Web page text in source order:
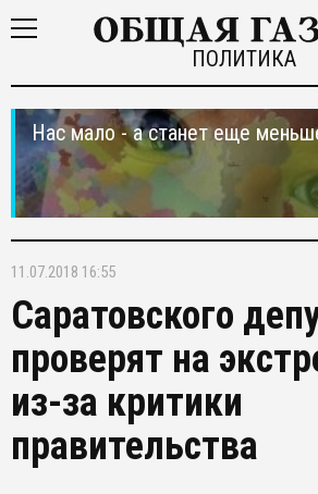
ПОЛИТИКА
Нас мало - а станет еще
11.07.2018 16:55
Саратовского
проверят на
из-за критики
правительства